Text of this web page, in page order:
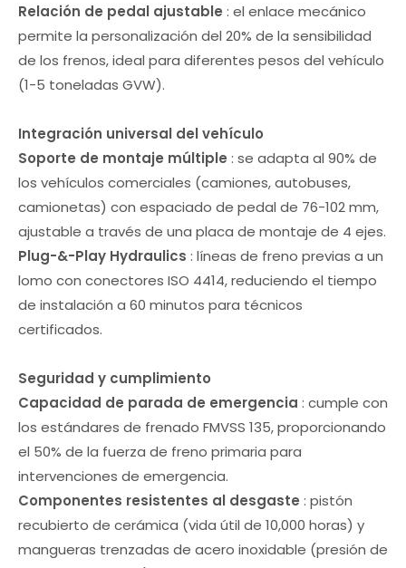
Relación de pedal ajustable : el enlace mecánico
permite la personalización del 20% de la sensibilidad
de los frenos, ideal para diferentes pesos del vehículo
(1-5 toneladas GVW).
Integración universal del vehículo
Soporte de montaje múltiple : se adapta al 90% de
los vehículos comerciales (camiones, autobuses,
camionetas) con espaciado de pedal de 76-102 mm,
ajustable a través de una placa de montaje de 4 ejes.
Plug-&-Play Hydraulics : líneas de freno previas a un
lomo con conectores ISO 4414, reduciendo el tiempo
de instalación a 60 minutos para técnicos
certificados.
Seguridad y cumplimiento
Capacidad de parada de emergencia : cumple con
los estándares de frenado FMVSS 135, proporcionando
el 50% de la fuerza de freno primaria para
intervenciones de emergencia.
Componentes resistentes al desgaste : pistón
recubierto de cerámica (vida útil de 10,000 horas) y
mangueras trenzadas de acero inoxidable (presión de